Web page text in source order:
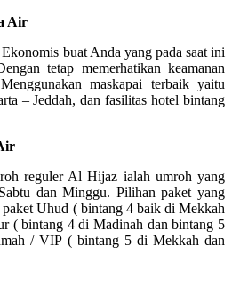
Air
buat Anda yang pada saat ini
tetap memerhatikan keamanan
maskapai terbaik yaitu
– Jeddah, dan fasilitas hotel bintang
reguler Al Hijaz ialah umroh yang
dan Minggu. Pilihan paket yang
Uhud ( bintang 4 baik di Mekkah
( bintang 4 di Madinah dan bintang 5
/ VIP ( bintang 5 di Mekkah dan